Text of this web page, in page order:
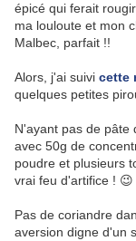
épicé qui ferait
ma louloute et mon
Malbec, parfait !!
Alors, j'ai suivi cette
quelques petites
N'ayant pas de pâte
avec 50g de
poudre et plusieurs
vrai feu d'artifice ! 😉
Pas de coriandre
aversion digne d'un